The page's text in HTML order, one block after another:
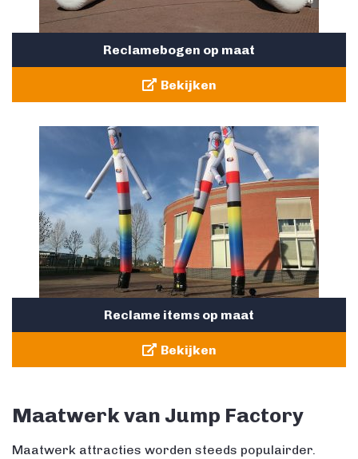
Reclamebogen op maat
Bekijken
Reclame items op maat
Bekijken
Maatwerk van Jump Factory
Maatwerk attracties worden steeds populairder.